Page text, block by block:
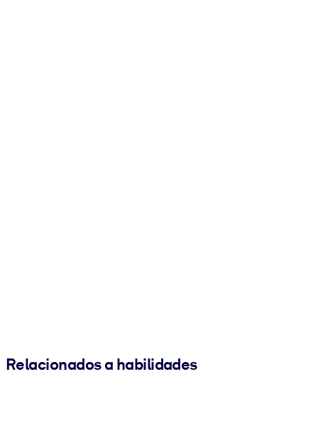
Relacionados a habilidades